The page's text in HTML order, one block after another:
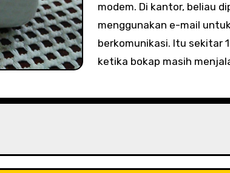
modem. Di kantor, beliau
menggunakan e-mail
berkomunikasi. Itu sekitar
ketika bokap masih